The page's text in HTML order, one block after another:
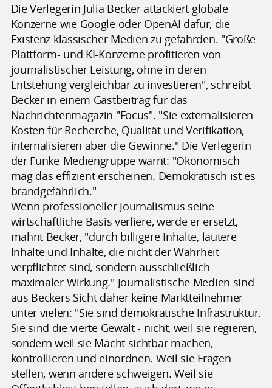
Die Verlegerin Julia Becker attackiert globale
Konzerne wie Google oder OpenAI dafür, die
Existenz klassischer Medien zu gefährden. "Große
Plattform- und KI-Konzerne profitieren von
journalistischer Leistung, ohne in deren
Entstehung vergleichbar zu investieren", schreibt
Becker in einem Gastbeitrag für das
Nachrichtenmagazin "Focus". "Sie externalisieren
Kosten für Recherche, Qualität und Verifikation,
internalisieren aber die Gewinne." Die Verlegerin
der Funke-Mediengruppe warnt: "Ökonomisch
mag das effizient erscheinen. Demokratisch ist es
brandgefährlich."
Wenn professioneller Journalismus seine
wirtschaftliche Basis verliere, werde er ersetzt,
mahnt Becker, "durch billigere Inhalte, lautere
Inhalte und Inhalte, die nicht der Wahrheit
verpflichtet sind, sondern ausschließlich
maximaler Wirkung." Journalistische Medien sind
aus Beckers Sicht daher keine Marktteilnehmer
unter vielen: "Sie sind demokratische Infrastruktur.
Sie sind die vierte Gewalt - nicht, weil sie regieren,
sondern weil sie Macht sichtbar machen,
kontrollieren und einordnen. Weil sie Fragen
stellen, wenn andere schweigen. Weil sie